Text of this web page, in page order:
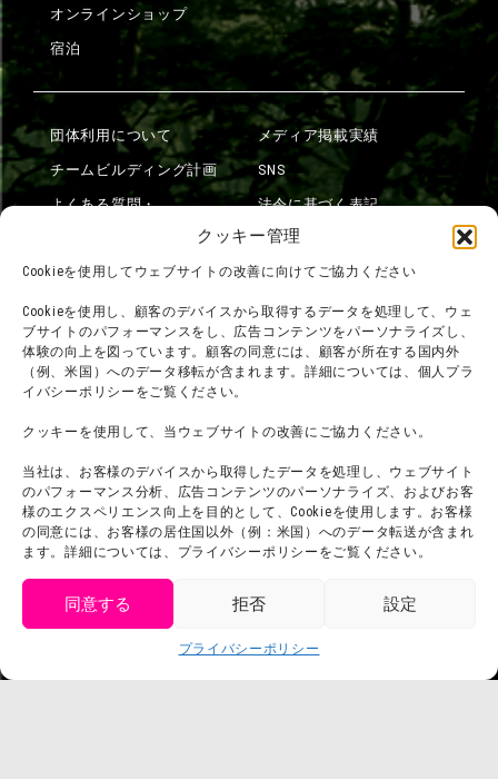
クッキー管理
Cookieを使用してウェブサイトの改善に向けてご協力ください
Cookieを使用し、顧客のデバイスから取得するデータを処理して、ウェ
ブサイトのパフォーマンスをし、広告コンテンツをパーソナライズし、
体験の向上を図っています。顧客の同意には、顧客が所在する国内外
（例、米国）へのデータ移転が含まれます。詳細については、個人プラ
イバシーポリシーをご覧ください。
クッキーを使用して、当ウェブサイトの改善にご協力ください。
当社は、お客様のデバイスから取得したデータを処理し、ウェブサイト
のパフォーマンス分析、広告コンテンツのパーソナライズ、およびお客
様のエクスペリエンス向上を目的として、Cookieを使用します。お客様
の同意には、お客様の居住国以外（例：米国）へのデータ転送が含まれ
ます。詳細については、プライバシーポリシーをご覧ください。
同意する 拒否 設定
プライバシーポリシー
オンラインショップ
宿泊
団体利用について
チームビルディング計画
よくある質問・
利用規約
プレスリリース
メディア掲載実績
SNS
法令に基づく表記
会社概要
スタッフ募集